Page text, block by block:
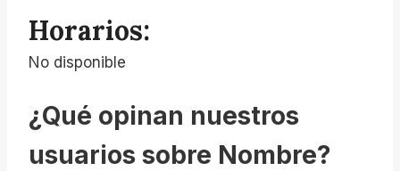
Horarios:
No disponible
¿Qué opinan nuestros
usuarios sobre Nombre?